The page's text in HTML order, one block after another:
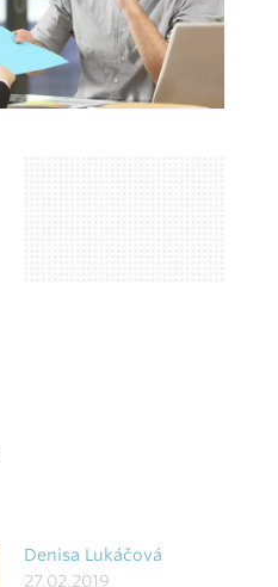
Denisa Lukáčová
27.02.2019